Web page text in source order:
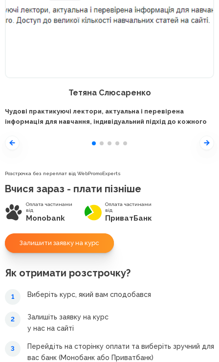
Тетяна Слюсаренко
Чудові практикуючі лектори, актуальна і перевірена
інформація для навчання, індивідуальний підхід до кожного
Розстрочка без переплат від WebPromoExperts
Вчися зараз - плати пізніше
Оплата частинами
від
Monobank
Оплата частинами
від
ПриватБанк
Залишити заявку на курс
Як отримати розстрочку?
1 Виберіть курс, який вам сподобався
2
Залишіть заявку на курс
у нас на сайті
3
Перейдіть на сторінку оплати та виберіть зручний для
вас банк (Монобанк або Приватбанк)